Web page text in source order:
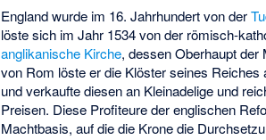
England wurde im 16. Jahrhundert von der
löste sich im Jahr 1534 von der römisch-
anglikanische Kirche, dessen Oberhaupt der
von Rom löste er die Klöster seines
und verkaufte diesen an Kleinadelige und
Preisen. Diese Profiteure der englischen
Machtbasis, auf die die Krone die